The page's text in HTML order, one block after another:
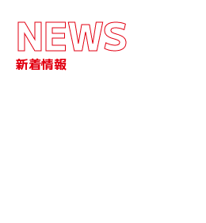
NEWS
新着情報